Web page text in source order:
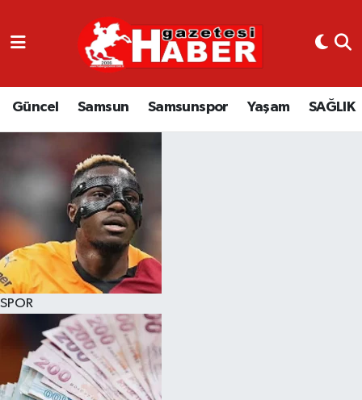
Güncel Samsun Samsunspor Yaşam SAĞLIK
SPOR
GÜNCEL
SAMSUN
EKONOMİ
YAŞAM